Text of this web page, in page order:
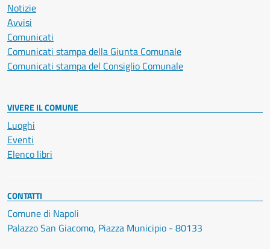
Notizie
Avvisi
Comunicati
Comunicati stampa della Giunta Comunale
Comunicati stampa del Consiglio Comunale
VIVERE IL COMUNE
Luoghi
Eventi
Elenco libri
CONTATTI
Comune di Napoli
Palazzo San Giacomo, Piazza Municipio - 80133